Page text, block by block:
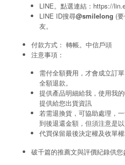
LINE。點選連結： https://
LINE ID搜尋@smilelong (
友。
付款方式： 轉帳。中信戶頭
注意事項：
需付全額費用，才會成立訂
全額退款。
提供產品明細給我，使用我
提供給您出貨資訊
若需退換貨，可協助處理，
到後退還金額，但須注意是
代買保留最後決定權及收單權
破千篇的推薦文與評價紀錄供